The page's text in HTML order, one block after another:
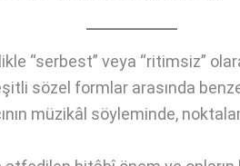
“serbest” veya “ritimsiz”
sözel formlar arasında
müzikâl söyleminde,